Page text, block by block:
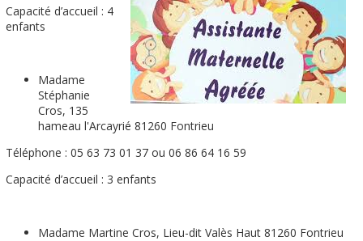
Capacité d’accueil : 4
enfants
Madame
Stéphanie
Cros, 135
hameau l'Arcayrié 81260 Fontrieu
Téléphone : 05 63 73 01 37 ou 06 86 64 16 59
Capacité d’accueil : 3 enfants
Madame Martine Cros, Lieu-dit Valès Haut 81260 Fontrieu